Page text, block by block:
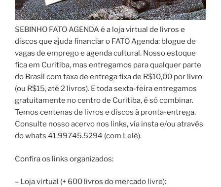
SEBINHO FATO AGENDA é a loja virtual de livros e
discos que ajuda financiar o FATO Agenda: blogue de
vagas de emprego e agenda cultural. Nosso estoque
fica em Curitiba, mas entregamos para qualquer parte
do Brasil com taxa de entrega fixa de R$10,00 por livro
(ou R$15, até 2 livros). E toda sexta-feira entregamos
gratuitamente no centro de Curitiba, é só combinar.
Temos centenas de livros e discos à pronta-entrega.
Consulte nosso acervo nos links, via insta e/ou através
do whats 41.99745.5294 (com Lelê).
Confira os links organizados:
– Loja virtual (+ 600 livros do mercado livre):